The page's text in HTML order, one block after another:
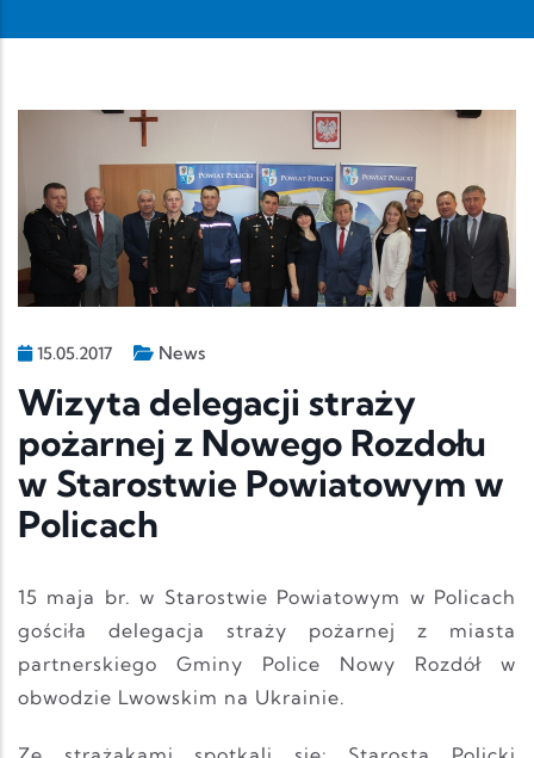
15.05.2017 News
Wizyta delegacji straży
pożarnej z Nowego Rozdołu
w Starostwie Powiatowym w
Policach
15 maja br. w Starostwie Powiatowym w Policach
gościła delegacja straży pożarnej z miasta
partnerskiego Gminy Police Nowy Rozdół w
obwodzie Lwowskim na Ukrainie.